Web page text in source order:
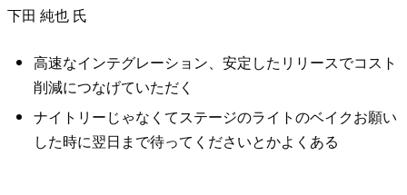
下田 純也 氏
高速なインテグレーション、安定したリリースでコスト
削減につなげていただく
ナイトリーじゃなくてステージのライトのベイクお願い
した時に翌日まで待ってくださいとかよくある